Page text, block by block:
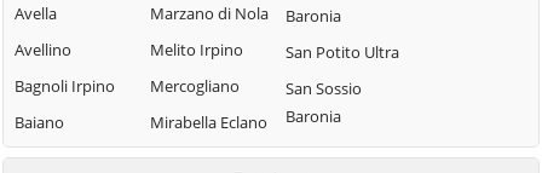
Avella
Avellino
Bagnoli Irpino
Baiano
Bisaccia
Marzano di Nola
Melito Irpino
Mercogliano
Mirabella Eclano
Montaguto
Baronia
San Potito Ultra
San Sossio
Baronia
Sant'Andrea di